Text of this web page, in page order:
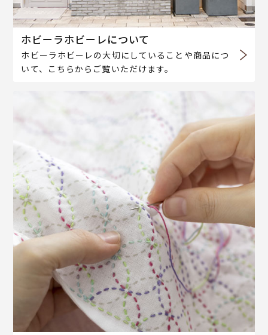
ホビーラホビーレについて
ホビーラホビーレの大切にしていることや商品につ
いて、こちらからご覧いただけます。